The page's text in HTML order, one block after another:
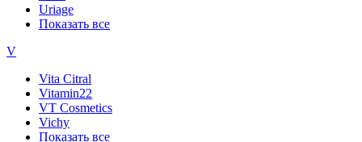
Uriage
Показать все
V
Vita Citral
Vitamin22
VT Cosmetics
Vichy
Показать все